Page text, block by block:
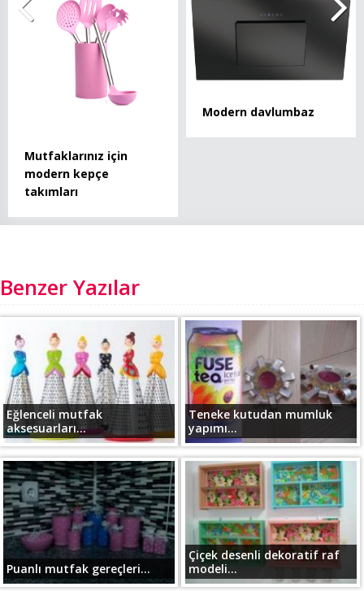
Mutfaklarınız için
modern kepçe
takımları
Modern davlumbaz
Benzer Yazılar
Eğlenceli mutfak
aksesuarları...
Teneke kutudan mumluk
yapımı...
Puanlı mutfak gereçleri...
Çiçek desenli dekoratif raf
modeli...